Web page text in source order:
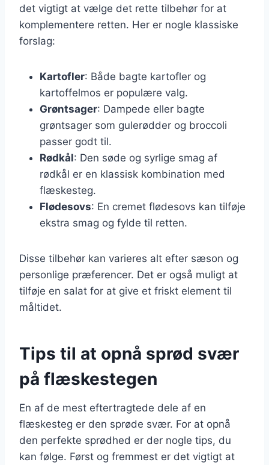
det vigtigt at vælge det rette tilbehør for at
komplementere retten. Her er nogle klassiske
forslag:
Kartofler: Både bagte kartofler og
kartoffelmos er populære valg.
Grøntsager: Dampede eller bagte
grøntsager som gulerødder og broccoli
passer godt til.
Rødkål: Den søde og syrlige smag af
rødkål er en klassisk kombination med
flæskesteg.
Flødesovs: En cremet flødesovs kan tilføje
ekstra smag og fylde til retten.
Disse tilbehør kan varieres alt efter sæson og
personlige præferencer. Det er også muligt at
tilføje en salat for at give et friskt element til
måltidet.
Tips til at opnå sprød svær
på flæskestegen
En af de mest eftertragtede dele af en
flæskesteg er den sprøde svær. For at opnå
den perfekte sprødhed er der nogle tips, du
kan følge. Først og fremmest er det vigtigt at